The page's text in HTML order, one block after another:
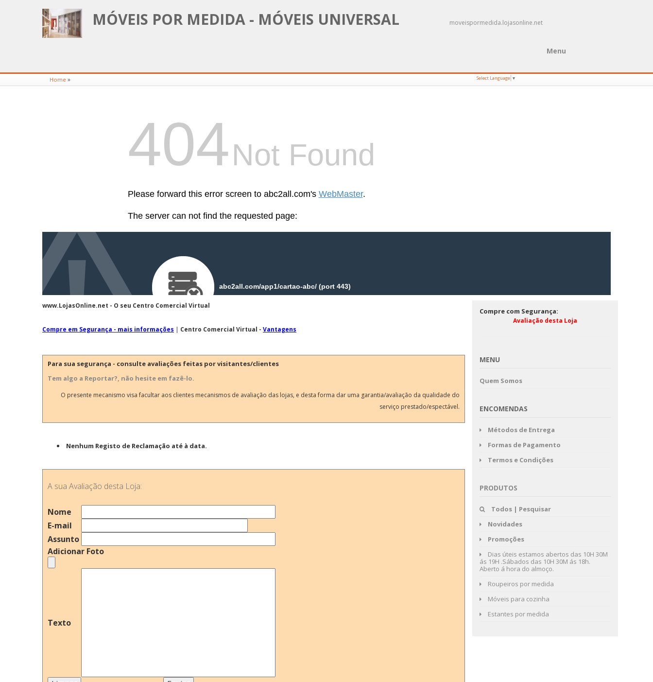
MÓVEIS POR MEDIDA - MÓVEIS UNIVERSAL moveispormedida.lojasonline.net
Menu
Home » Select Language ▼
www.LojasOnline.net - O seu Centro Comercial Virtual
Compre em Segurança - mais informações | Centro Comercial Virtual - Vantagens
Para sua segurança - consulte avaliações feitas por visitantes/clientes
Tem algo a Reportar?, não hesite em fazê-lo.
O presente mecanismo visa facultar aos clientes mecanismos de avaliação das lojas, e desta forma dar uma garantia/avaliação da qualidade do
serviço prestado/espectável.
Nenhum Registo de Reclamação até à data.
A sua Avaliação desta Loja:
Nome
E-mail
Assunto
Adicionar Foto
Texto
Compre com Segurança:
Avaliação desta Loja
MENU
Quem Somos
ENCOMENDAS
Métodos de Entrega
Formas de Pagamento
Termos e Condições
PRODUTOS
Todos | Pesquisar
Novidades
Promoções
Dias úteis estamos abertos das 10H 30M
ás 19H .Sábados das 10H 30M ás 18h.
Aberto á hora do almoço.
Roupeiros por medida
Móveis para cozinha
Estantes por medida